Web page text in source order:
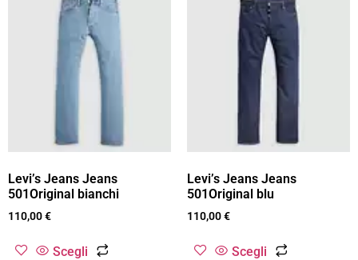
Levi’s Jeans Jeans
501Original bianchi
110,00€
Scegli
Levi’s Jeans Jeans
501Original blu
110,00€
Scegli